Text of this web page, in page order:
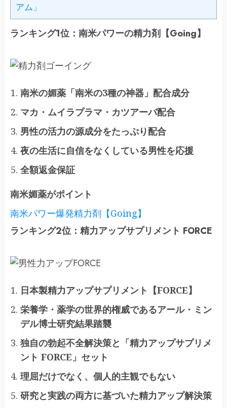
アム」
ランキング1位：南米パワーの精力剤【Going】
南米の媚薬「南米の3種の神器」配合成分
マカ・ムイラプラマ・カツアーバ配合
男性の活力の源成分をたっぷり配合
夜の生活に自信をなくしている男性を応援
全額返金保証
南米媚薬がポイント
南米パワー爆発精力剤【Going】
ランキング2位：精力アップサプリメント FORCE
日本製精力アップサプリメント【FORCE】
栄養学・薬学の世界的権威であるアール・ミン
デル博士研究結果踏襲
独自の勃起不全解決策と「精力アップサプリメ
ント FORCE」セット
理屈だけでなく、個人的主観でもない
研究と実践の両方に基づいた精力アップ解決策